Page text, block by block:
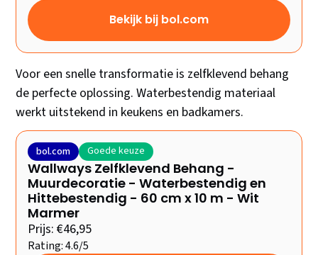
Bekijk bij bol.com
Voor een snelle transformatie is zelfklevend behang
de perfecte oplossing. Waterbestendig materiaal
werkt uitstekend in keukens en badkamers.
bol.com Goede keuze
Wallways Zelfklevend Behang -
Muurdecoratie - Waterbestendig en
Hittebestendig - 60 cm x 10 m - Wit
Marmer
Prijs: €46,95
Rating: 4.6/5